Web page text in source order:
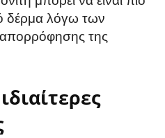
δέρμα λόγω των
της